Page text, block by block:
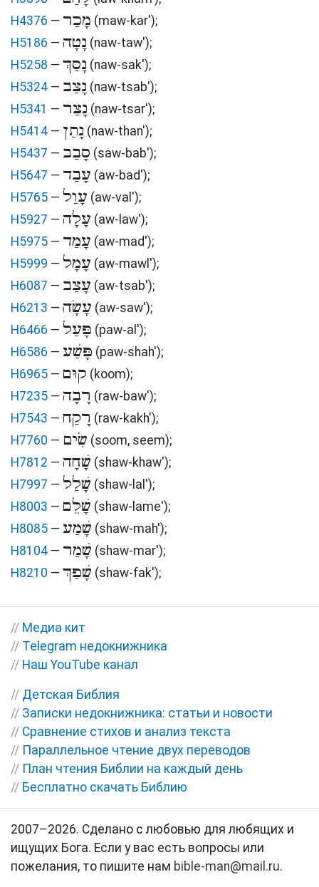
H4376 — מָכַר (maw-kar');
H5186 — נָטָה (naw-taw');
H5258 — נָסַךְ (naw-sak');
H5324 — נָצַב (naw-tsab');
H5341 — נָצַר (naw-tsar');
H5414 — נָתַן (naw-than');
H5437 — סָבַב (saw-bab');
H5647 — עָבַד (aw-bad');
H5765 — עָוַל (aw-val');
H5927 — עָלָה (aw-law');
H5975 — עָמַד (aw-mad');
H5999 — עָמָל (aw-mawl');
H6087 — עָצַב (aw-tsab');
H6213 — עָשָׂה (aw-saw');
H6466 — פָּעַל (paw-al');
H6586 — פָּשַׁע (paw-shah');
H6965 — קוּם (koom);
H7235 — רָבָה (raw-baw');
H7543 — רָקַח (raw-kakh');
H7760 — שִׂים (soom, seem);
H7812 — שָׁחָה (shaw-khaw');
H7997 — שָׁלַל (shaw-lal');
H8003 — שָׁלֵם (shaw-lame');
H8085 — שָׁמַע (shaw-mah');
H8104 — שָׁמַר (shaw-mar');
H8210 — שָׁפַךְ (shaw-fak');
// Медиа кит
// Telegram недокнижника
// Наш YouTube канал
// Детская Библия
// Записки недокнижника: статьи и новости
// Сравнение стихов и анализ текста
// Параллельное чтение двух переводов
// План чтения Библии на каждый день
// Бесплатно скачать Библию
2007–2026. Сделано с любовью для любящих и
ищущих Бога. Если у вас есть вопросы или
пожелания, то пишите нам bible-man@mail.ru.